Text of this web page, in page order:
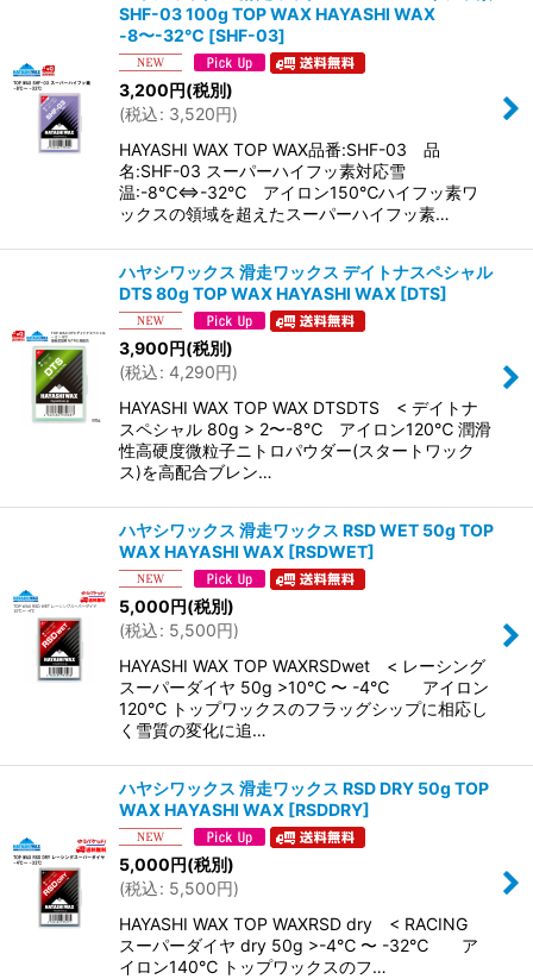
SHF-03 100g TOP WAX HAYASHI WAX
-8〜-32℃ [SHF-03]
3,200円(税別)
(税込: 3,520円)
HAYASHI WAX TOP WAX品番:SHF-03 品
名:SHF-03 スーパーハイフッ素対応雪
温:-8℃⇔-32℃ アイロン150℃ハイフッ素ワ
ックスの領域を超えたスーパーハイフッ素…
ハヤシワックス 滑走ワックス デイトナスペシャル
DTS 80g TOP WAX HAYASHI WAX [DTS]
3,900円(税別)
(税込: 4,290円)
HAYASHI WAX TOP WAX DTSDTS < デイトナ
スペシャル 80g > 2〜-8℃ アイロン120℃ 潤滑
性高硬度微粒子ニトロパウダー(スタートワック
ス)を高配合ブレン…
ハヤシワックス 滑走ワックス RSD WET 50g TOP
WAX HAYASHI WAX [RSDWET]
5,000円(税別)
(税込: 5,500円)
HAYASHI WAX TOP WAXRSDwet < レーシング
スーパーダイヤ 50g >10℃ 〜 -4℃ アイロン
120℃ トップワックスのフラッグシップに相応し
く雪質の変化に追…
ハヤシワックス 滑走ワックス RSD DRY 50g TOP
WAX HAYASHI WAX [RSDDRY]
5,000円(税別)
(税込: 5,500円)
HAYASHI WAX TOP WAXRSD dry < RACING
スーパーダイヤ dry 50g >-4℃ 〜 -32℃ ア
イロン140℃ トップワックスのフ…